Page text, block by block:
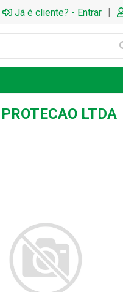
Já é cliente? - Entrar |
LTDA